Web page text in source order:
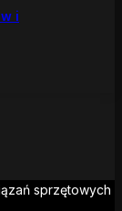
i
sprzętowych